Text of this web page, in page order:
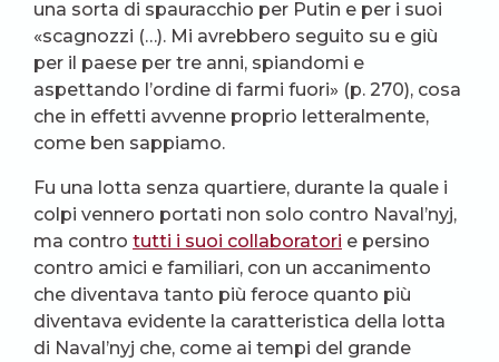
una sorta di spauracchio per Putin e per i suoi
«scagnozzi (…). Mi avrebbero seguito su e giù
per il paese per tre anni, spiandomi e
aspettando l’ordine di farmi fuori» (p. 270), cosa
che in effetti avvenne proprio letteralmente,
come ben sappiamo.
Fu una lotta senza quartiere, durante la quale i
colpi vennero portati non solo contro Naval’nyj,
ma contro tutti i suoi collaboratori e persino
contro amici e familiari, con un accanimento
che diventava tanto più feroce quanto più
diventava evidente la caratteristica della lotta
di Naval’nyj che, come ai tempi del grande